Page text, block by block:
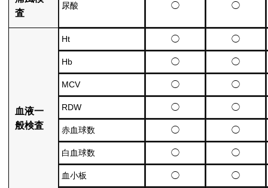
査
尿酸 ◯ ◯
血液一
般検査
Ht ◯ ◯
Hb ◯ ◯
MCV ◯ ◯
RDW ◯ ◯
赤血球数 ◯ ◯
白血球数 ◯ ◯
血小板 ◯ ◯